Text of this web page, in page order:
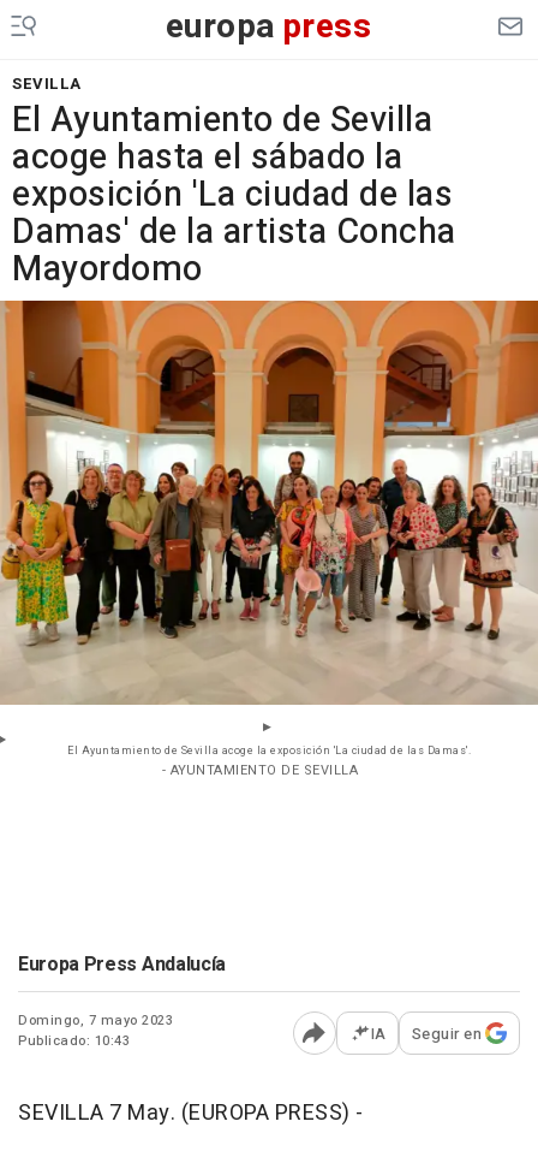
europa press
SEVILLA
El Ayuntamiento de Sevilla
acoge hasta el sábado la
exposición 'La ciudad de las
Damas' de la artista Concha
Mayordomo
El Ayuntamiento de Sevilla acoge la exposición 'La ciudad de las Damas'.
- AYUNTAMIENTO DE SEVILLA
Europa Press Andalucía
Domingo, 7 mayo 2023
Publicado: 10:43
Abrir opciones para
IA Seguir en
SEVILLA 7 May. (EUROPA PRESS) -